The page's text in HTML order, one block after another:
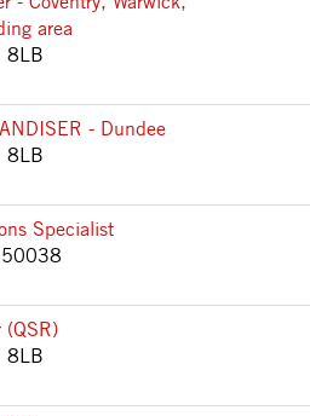
area
8LB
- Dundee
8LB
Specialist
50038
(QSR)
8LB